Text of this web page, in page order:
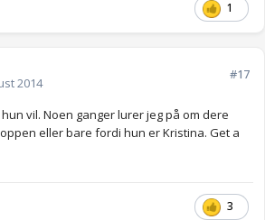
1
2014
#17
vil. Noen ganger lurer jeg på om dere
eller bare fordi hun er Kristina. Get a
3